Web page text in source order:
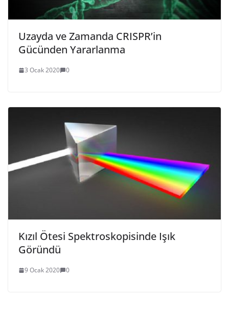
Uzayda ve Zamanda CRISPR’in
Gücünden Yararlanma
3 Ocak 2020 0
Kızıl Ötesi Spektroskopisinde Işık
Göründü
9 Ocak 2020 0